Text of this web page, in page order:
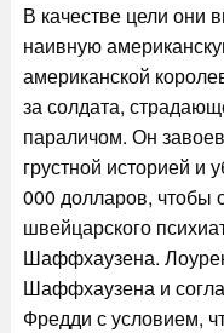
В качестве цели они
наивную
американской
за солдата,
параличом. Он
грустной историей и
000 долларов, чтобы
швейцарского
Шаффхаузена.
Шаффхаузена и
Фредди с условием,